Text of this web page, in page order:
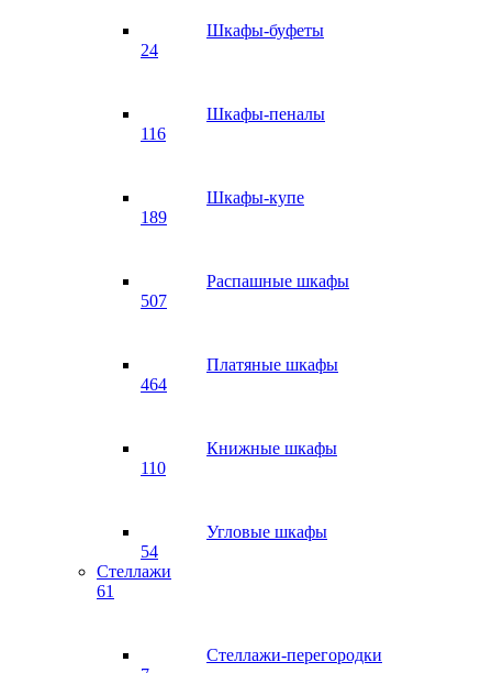
Шкафы-буфеты
24
Шкафы-пеналы
116
Шкафы-купе
189
Распашные шкафы
507
Платяные шкафы
464
Книжные шкафы
110
Угловые шкафы
54
Стеллажи
61
Стеллажи-перегородки